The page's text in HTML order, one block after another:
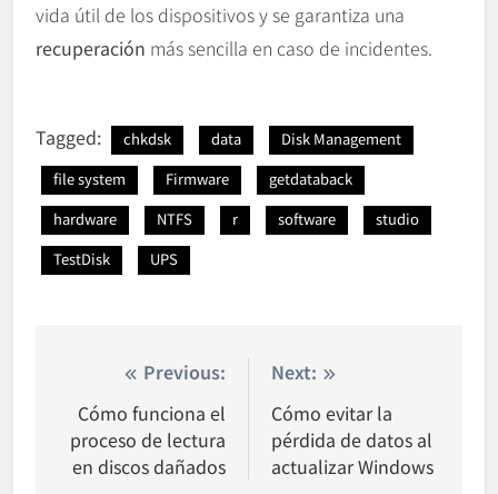
vida útil de los dispositivos y se garantiza una
recuperación más sencilla en caso de incidentes.
Tagged: chkdsk data
Disk Management
file system
Firmware
getdataback
hardware
NTFS r software
studio
TestDisk
UPS
Nawigacja
wpisu
Previous:
Cómo funciona el
proceso de lectura
en discos dañados
Next:
Cómo evitar la
pérdida de datos al
actualizar Windows